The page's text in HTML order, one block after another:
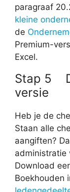
paragraaf
kleine
de
Premium-
Excel.
Stap 5
versie
Heb je de
Staan alle
aangiften?
administratie
Download
Boekhouden